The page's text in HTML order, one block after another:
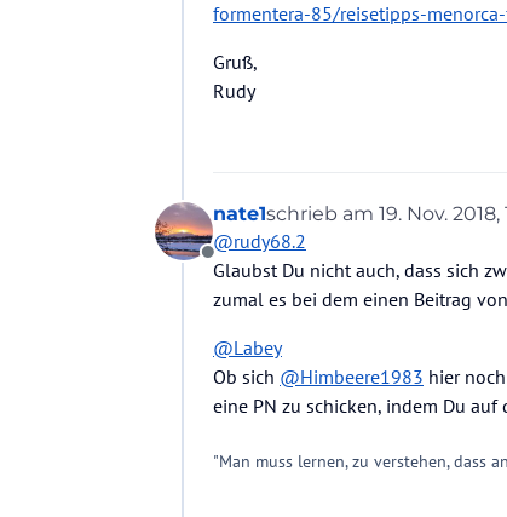
formentera-85/reisetipps-
Gruß,
Rudy
Offline
nate1schrieb am 19. Nov. 2018,
zuletzt editiert von nate1
@rudy68.2
Glaubst Du nicht auch, dass sich
zumal es bei dem einen Beitrag
@Labey
Ob sich @Himbeere1983 hier
eine PN zu schicken, indem Du auf
"Man muss lernen, zu verstehen, dass